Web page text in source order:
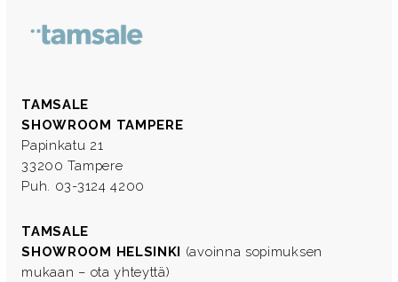
TAMSALE
SHOWROOM TAMPERE
Papinkatu 21
33200 Tampere
Puh. 03-3124 4200
TAMSALE
SHOWROOM HELSINKI (avoinna sopimuksen
mukaan – ota yhteyttä)